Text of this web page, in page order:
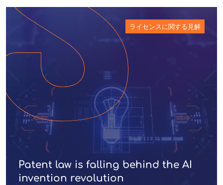
ライセンスに関する見解
Patent law is falling behind the AI
invention revolution